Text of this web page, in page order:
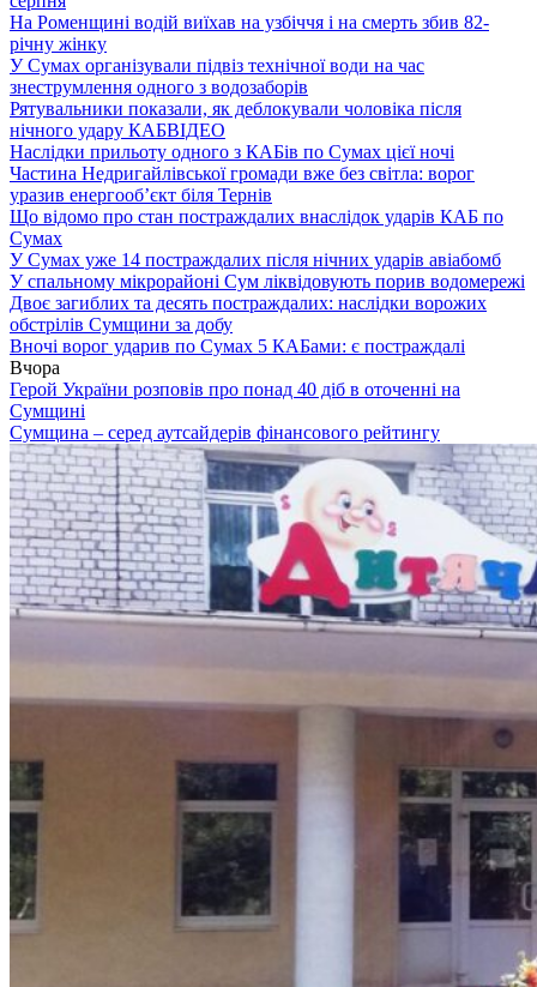
На Роменщині водій виїхав на узбіччя і на смерть збив 82-
річну жінку
У Сумах організували підвіз технічної води на час
знеструмлення одного з водозаборів
Рятувальники показали, як деблокували чоловіка після
нічного удару КАБВІДЕО
Наслідки прильоту одного з КАБів по Сумах цієї ночі
Частина Недригайлівської громади вже без світла: ворог
уразив енергооб’єкт біля Тернів
Що відомо про стан постраждалих внаслідок ударів КАБ по
Сумах
У Сумах уже 14 постраждалих після нічних ударів авіабомб
У спальному мікрорайоні Сум ліквідовують порив водомережі
Двоє загиблих та десять постраждалих: наслідки ворожих
обстрілів Сумщини за добу
Вночі ворог ударив по Сумах 5 КАБами: є постраждалі
Вчора
Герой України розповів про понад 40 діб в оточенні на
Сумщині
Сумщина – серед аутсайдерів фінансового рейтингу